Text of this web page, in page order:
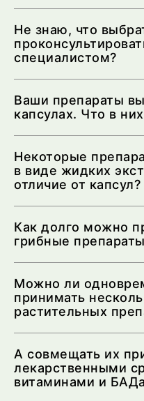
Не знаю, что
специалистом?
Ваши препараты
капсулах. Что в
Некоторые
в виде жидких
отличие от капсул?
Как долго можно
грибные
Можно ли
принимать
растительных
А совмещать их
лекарственными
витаминами и